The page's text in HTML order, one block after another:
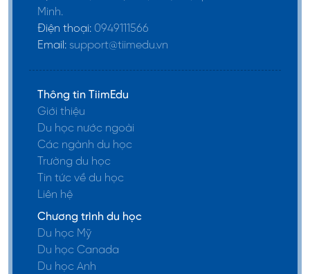
Minh.
Điện thoại: 0949111566
Email: support@tiimedu.vn
Thông tin TiimEdu
Giới thiệu
Du học nước ngoài
Các ngành du học
Trường du học
Tin tức về du học
Liên hệ
Chương trình du học
Du học Mỹ
Du học Canada
Du học Anh